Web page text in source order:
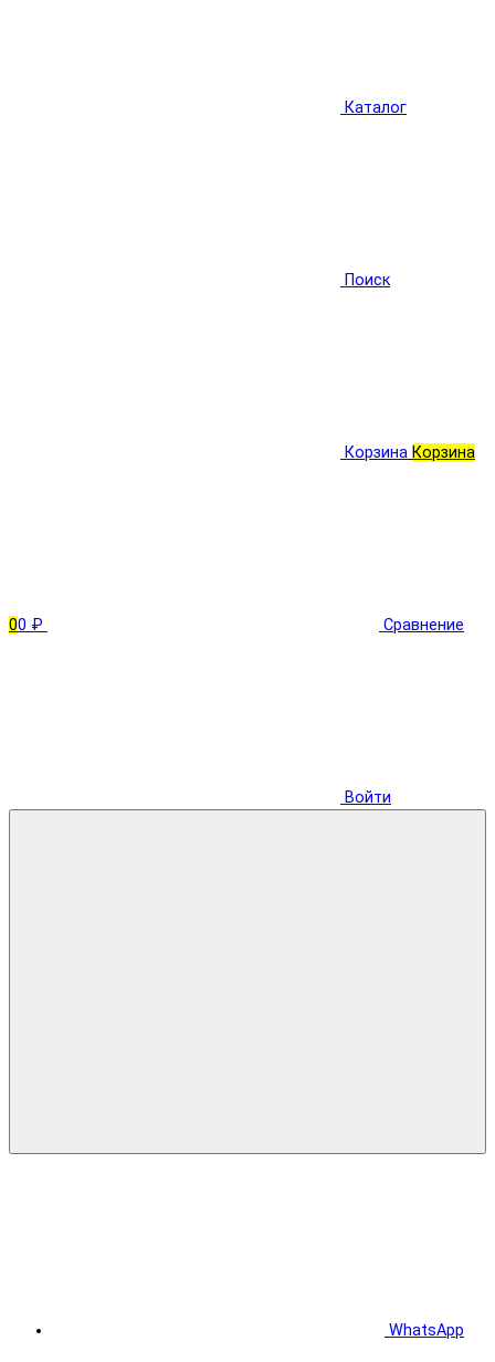
Каталог
Поиск
Корзина Корзина
00 ₽ Сравнение
Войти
WhatsApp